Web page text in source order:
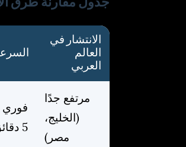
الانتشار في
العالم
العربي
فوري
5 دقائق
مرتفع جدًا
(الخليج،
مصر)